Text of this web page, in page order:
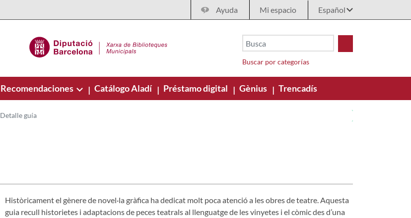
Ayuda Mi espacio
Buscar por categorías
Recomendaciones | Catálogo Aladí | Préstamo digital | Gènius | Trencadís
Detalle guía
Històricament el gènere de novel·la gràfica ha dedicat molt poca atenció a les obres de teatre. Aquesta
guia recull historietes i adaptacions de peces teatrals al llenguatge de les vinyetes i el còmic des d’una